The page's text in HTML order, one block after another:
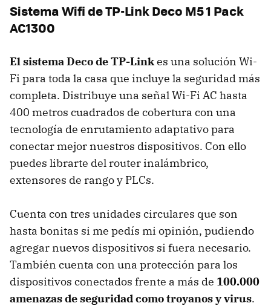
Sistema Wifi de TP-Link Deco M5 1 Pack
AC1300
El sistema Deco de TP-Linkes una solución Wi-
Fi para toda la casa que incluye la seguridad más
completa. Distribuye una señal Wi-Fi AC hasta
400 metros cuadrados de cobertura con una
tecnología de enrutamiento adaptativo para
conectar mejor nuestros dispositivos. Con ello
puedes librarte del router inalámbrico,
extensores de rango y PLCs.
Cuenta con tres unidades circulares que son
hasta bonitas si me pedís mi opinión, pudiendo
agregar nuevos dispositivos si fuera necesario.
También cuenta con una protección para los
dispositivos conectados frente a más de 100.000
amenazas de seguridad como troyanos y virus.